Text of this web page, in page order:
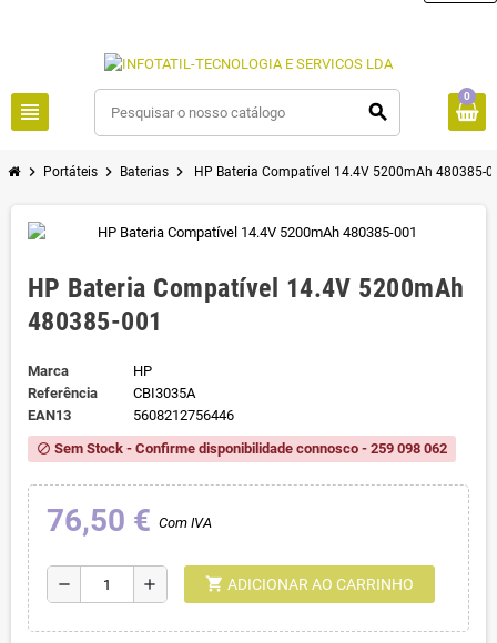
view_headline search
0
chevron_right Portáteis chevron_right Baterias chevron_right HP Bateria Compatível 14.4V 5200mAh 480385-
HP Bateria Compatível 14.4V 5200mAh
480385-001
Marca
HP
Referência
CBI3035A
EAN13
5608212756446
block Sem Stock - Confirme disponibilidade connosco - 259 098 062
76,50 € Com IVA
remove add shopping_cart ADICIONAR AO CARRINHO